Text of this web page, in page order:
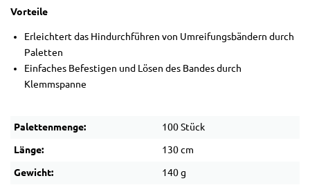
Vorteile
Erleichtert das Hindurchführen von Umreifungsbändern durch
Paletten
Einfaches Befestigen und Lösen des Bandes durch
Klemmspanne
Palettenmenge: 100 Stück
Länge: 130 cm
Gewicht: 140 g